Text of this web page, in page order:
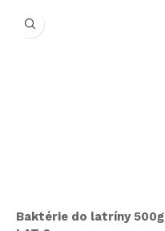
Baktérie do latríny 500g